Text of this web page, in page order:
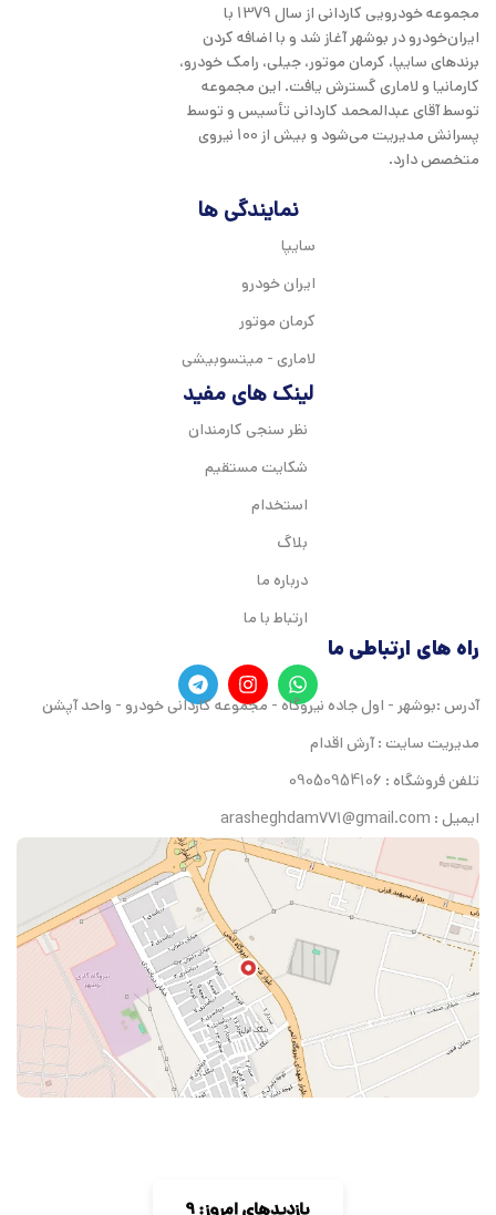
مجموعه خودرویی کاردانی از سال 1379 با
ایران‌خودرو در بوشهر آغاز شد و با اضافه کردن
برندهای سایپا، کرمان موتور، جیلی، رامک خودرو،
کارمانیا و لاماری گسترش یافت. این مجموعه
توسط آقای عبدالمحمد کاردانی تأسیس و توسط
پسرانش مدیریت می‌شود و بیش از 100 نیروی
متخصص دارد.
نمایندگی ها
سایپا
ایران خودرو
کرمان موتور
لاماری - میتسوبیشی
لینک های مفید
نظر سنجی کارمندان
شکایت مستقیم
استخدام
بلاگ
درباره ما
ارتباط با ما
راه های ارتباطی ما
آدرس :بوشهر - اول جاده نیروگاه - مجموعه کاردانی خودرو - واحد آپشن
مدیریت سایت : آرش اقدام
تلفن فروشگاه : 09050954106
ایمیل : arasheghdam771@gmail.com
بازدیدهای امروز: 9